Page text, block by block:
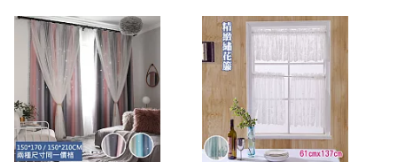
交通部運輸研究所(23)
平嶋夏海(23) 廖鴻基(23)
李曉琪（主編）(23)
中國書籍出版社(158)
麥田(157)
中國經濟出版社(156)